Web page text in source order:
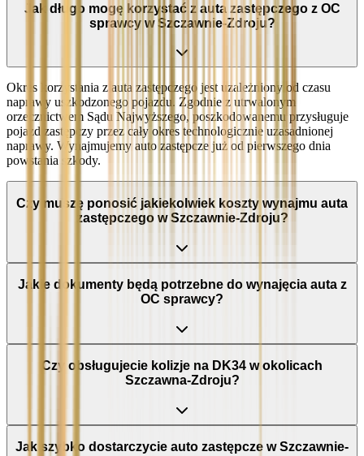
Jak długo mogę korzystać z auta zastępczego z OC
sprawcy w Szczawnie-Zdroju?
Okres korzystania z auta zastępczego jest uzależniony od czasu
naprawy uszkodzonego pojazdu. Zgodnie z utrwalonym
orzecznictwem Sądu Najwyższego, poszkodowanemu przysługuje
pojazd zastępczy przez cały okres technologicznie uzasadnionej
naprawy. Wynajmujemy auto zastępcze już od pierwszego dnia
powstania szkody.
Czy muszę ponosić jakiekolwiek koszty wynajmu auta
zastępczego w Szczawnie-Zdroju?
Jakie dokumenty będą potrzebne do wynajęcia auta z
OC sprawcy?
Czy obsługujecie kolizje na DK34 w okolicach
Szczawna-Zdroju?
Jak szybko dostarczycie auto zastępcze w Szczawnie-